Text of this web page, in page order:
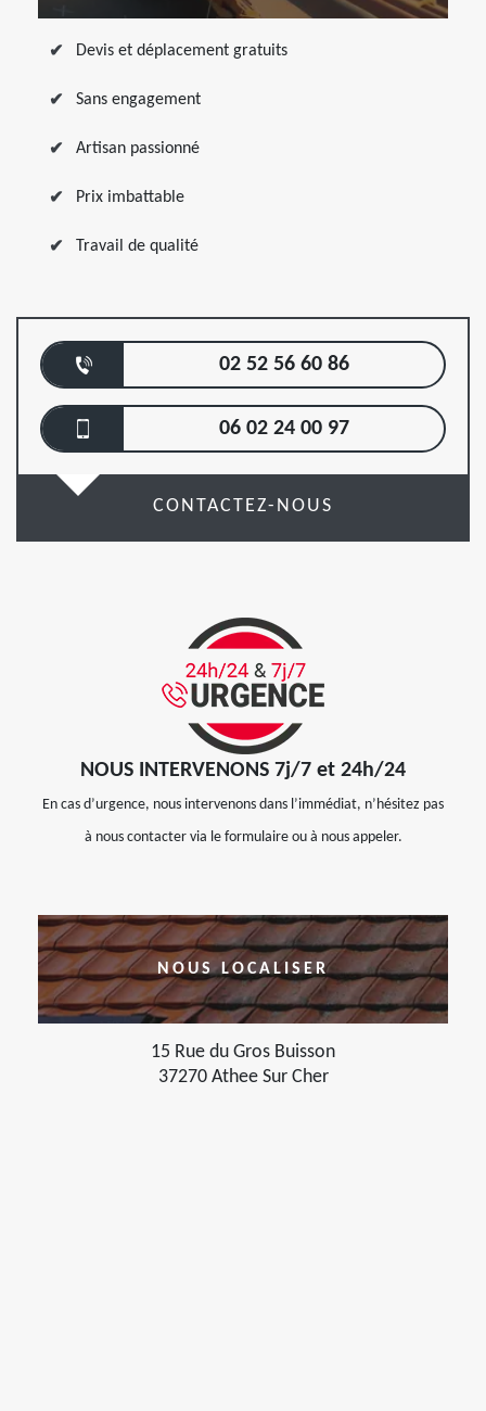
Devis et déplacement gratuits
Sans engagement
Artisan passionné
Prix imbattable
Travail de qualité
02 52 56 60 86
06 02 24 00 97
CONTACTEZ-NOUS
NOUS INTERVENONS 7j/7 et 24h/24
En cas d’urgence, nous intervenons dans l’immédiat, n’hésitez pas
à nous contacter via le formulaire ou à nous appeler.
NOUS LOCALISER
15 Rue du Gros Buisson
37270 Athee Sur Cher